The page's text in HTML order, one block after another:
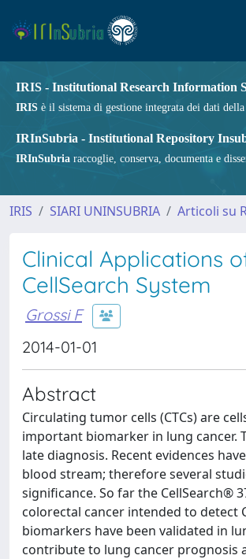
IRIS - Institutional Research Information
IRIS è il sistema di gestione integrata dei dati
IRInSubria - Institutional Repository
IRInSubria raccoglie, conserva, documenta e
IRIS SIARI UNINSUBRIA Articoli su
Clinical Applications
CellSearch System
Grossi F
2014-01-01
Abstract
Circulating tumor cells (CTCs) are
important biomarker in lung cancer.
late diagnosis. Recent evidences
blood stream; therefore several
significance. So far the CellSearch®
colorectal cancer intended to detect
biomarkers have been validated in
contribute to lung cancer prognosis